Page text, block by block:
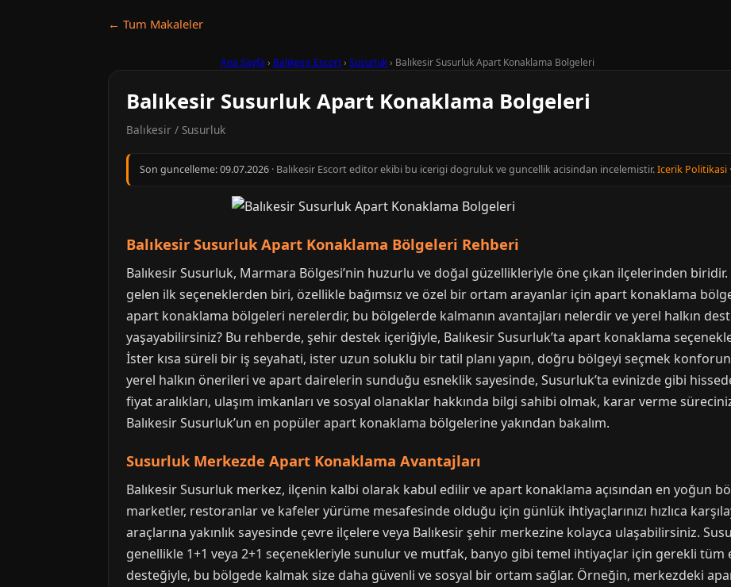
← Tum Makaleler
Ana Sayfa › Balıkesir Escort› Susurluk› Balıkesir Susurluk Apart Konaklama Bolgeleri
Balıkesir Susurluk Apart Konaklama Bolgeleri
Balıkesir / Susurluk
Son guncelleme:09.07.2026 · Balıkesir Escort editor ekibi bu icerigi dogruluk ve guncellik acisindan incelemistir.Icerik Politikasi ·
Balıkesir Susurluk Apart Konaklama Bölgeleri Rehberi
Balıkesir Susurluk, Marmara Bölgesi’nin huzurlu ve doğal güzellikleriyle öne çıkan ilçelerinden
gelen ilk seçeneklerden biri, özellikle bağımsız ve özel bir ortam arayanlar için apart konaklama
apart konaklama bölgeleri nerelerdir, bu bölgelerde kalmanın avantajları nelerdir ve yerel halkın
yaşayabilirsiniz? Bu rehberde, şehir destek içeriğiyle, Balıkesir Susurluk’ta apart konaklama
İster kısa süreli bir iş seyahati, ister uzun soluklu bir tatil planı yapın, doğru bölgeyi seçmek
yerel halkın önerileri ve apart dairelerin sunduğu esneklik sayesinde, Susurluk’ta evinizde gibi
fiyat aralıkları, ulaşım imkanları ve sosyal olanaklar hakkında bilgi sahibi olmak, karar verme
Balıkesir Susurluk’un en popüler apart konaklama bölgelerine yakından bakalım.
Susurluk Merkezde Apart Konaklama Avantajları
Balıkesir Susurluk merkez, ilçenin kalbi olarak kabul edilir ve apart konaklama açısından en yoğun
marketler, restoranlar ve kafeler yürüme mesafesinde olduğu için günlük ihtiyaçlarınızı hızlıca
araçlarına yakınlık sayesinde çevre ilçelere veya Balıkesir şehir merkezine kolayca ulaşabilirsiniz.
genellikle 1+1 veya 2+1 seçenekleriyle sunulur ve mutfak, banyo gibi temel ihtiyaçlar için gerekli tüm
desteğiyle, bu bölgede kalmak size daha güvenli ve sosyal bir ortam sağlar. Örneğin, merkezdeki